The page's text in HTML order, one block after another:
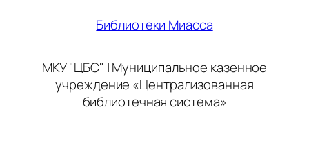
Библиотеки Миасса
МКУ "ЦБС" | Муниципальное казенное
учреждение «Централизованная
библиотечная система»